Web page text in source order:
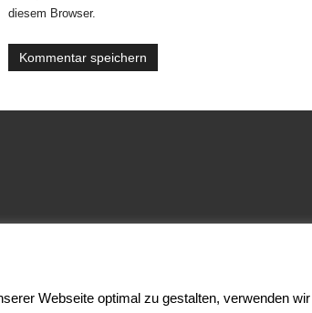
diesem Browser.
Webseite optimal zu gestalten, verwenden